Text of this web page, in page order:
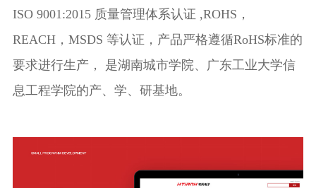
ISO 9001:2015 质量管理体系认证 ,ROHS，
REACH，MSDS 等认证，产品严格遵循RoHS标准的
要求进行生产， 是湖南城市学院、广东工业大学信
息工程学院的产、学、研基地。